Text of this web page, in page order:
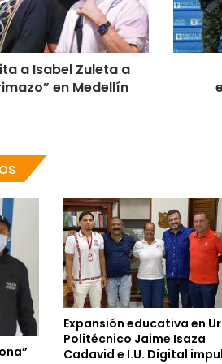
a Isabel Zuleta a
en Medellín
Expansión educativa en
Politécnico Jaime Isaza
Cadavid e I.U. Digital